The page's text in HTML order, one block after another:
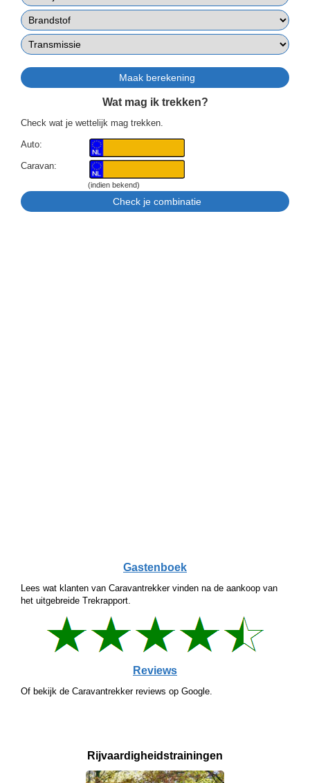
Wat mag ik trekken?
Check wat je wettelijk mag trekken.
Auto:
Caravan:
(indien bekend)
Gastenboek
Lees wat klanten van Caravantrekker vinden na de aankoop van
het uitgebreide Trekrapport.
Reviews
Of bekijk de Caravantrekker reviews op Google.
Rijvaardigheids­trainingen